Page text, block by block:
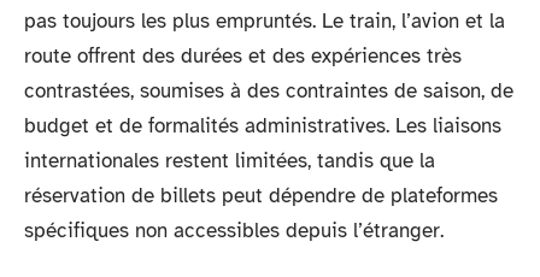
pas toujours les plus empruntés. Le train, l’avion et la
route offrent des durées et des expériences très
contrastées, soumises à des contraintes de saison, de
budget et de formalités administratives. Les liaisons
internationales restent limitées, tandis que la
réservation de billets peut dépendre de plateformes
spécifiques non accessibles depuis l’étranger.